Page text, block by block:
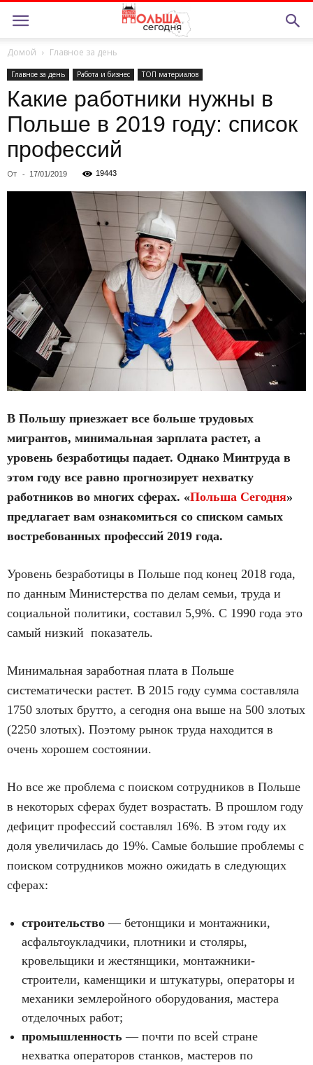
Домой Главное за день
Главное за день Работа и бизнес ТОП материалов
Какие работники нужны в
Польше в 2019 году: список
профессий
От - 17/01/2019 19443
В Польшу приезжает все больше трудовых
мигрантов, минимальная зарплата растет, а
уровень безработицы падает. Однако Минтруда в
этом году все равно прогнозирует нехватку
работников во многих сферах. «Польша Сегодня»
предлагает вам ознакомиться со списком самых
востребованных профессий 2019 года.
Уровень безработицы в Польше под конец 2018 года,
по данным Министерства по делам семьи, труда и
социальной политики, составил 5,9%. С 1990 года это
самый низкий показатель.
Минимальная заработная плата в Польше
систематически растет. В 2015 году сумма составляла
1750 злотых брутто, а сегодня она выше на 500 злотых
(2250 злотых). Поэтому рынок труда находится в
очень хорошем состоянии.
Но все же проблема с поиском сотрудников в Польше
в некоторых сферах будет возрастать. В прошлом году
дефицит профессий составлял 16%. В этом году их
доля увеличилась до 19%. Самые большие проблемы с
поиском сотрудников можно ожидать в следующих
сферах:
строительство — бетонщики и монтажники,
асфальтоукладчики, плотники и столяры,
кровельщики и жестянщики, монтажники-
строители, каменщики и штукатуры, операторы и
механики землеройного оборудования, мастера
отделочных работ;
промышленность — почти по всей стране
нехватка операторов станков, мастеров по